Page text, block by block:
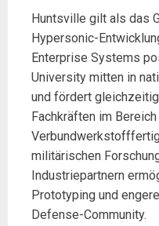
Huntsville gilt als das
Hypersonic-
Enterprise Systems
University mitten in
und fördert
Fachkräften im
militärischen
Industriepartnern
Prototyping und
Defense-Community.